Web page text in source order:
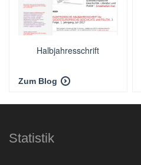
Halbjahresschrift
Zum Blog
Statistik